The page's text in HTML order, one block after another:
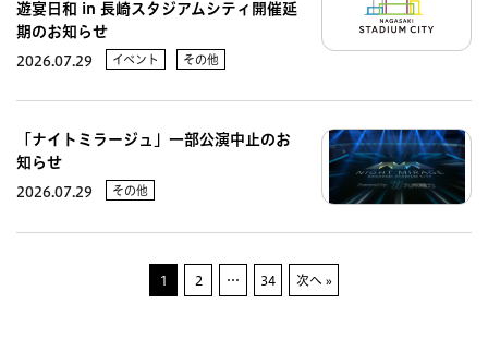
遊宴日和 in 長崎スタジアムシティ開催延
期のお知らせ
2026.07.29 イベント その他
「ナイトミラージュ」一部公演中止のお
知らせ
2026.07.29 その他
1 2 … 34 次へ »